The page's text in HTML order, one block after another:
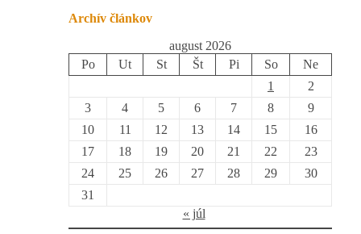
Archív článkov
august 2026
Po
Ut St Št Pi So
Ne
1
2
3
4 5 6 7 8
9
10
11 12 13 14 15
16
17
18 19 20 21 22
23
24
25 26 27 28 29
30
31
« júl